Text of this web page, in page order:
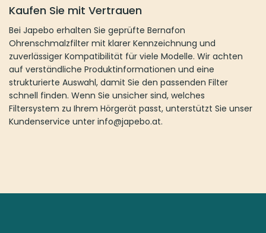
Kaufen Sie mit Vertrauen
Bei Japebo erhalten Sie geprüfte Bernafon
Ohrenschmalzfilter mit klarer Kennzeichnung und
zuverlässiger Kompatibilität für viele Modelle. Wir achten
auf verständliche Produktinformationen und eine
strukturierte Auswahl, damit Sie den passenden Filter
schnell finden. Wenn Sie unsicher sind, welches
Filtersystem zu Ihrem Hörgerät passt, unterstützt Sie unser
Kundenservice unter info@japebo.at.